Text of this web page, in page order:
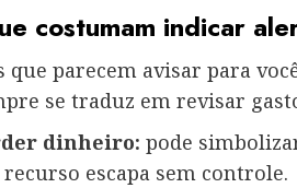
costumam indicar
que parecem avisar para
se traduz em revisar
dinheiro: pode
escapa sem controle.